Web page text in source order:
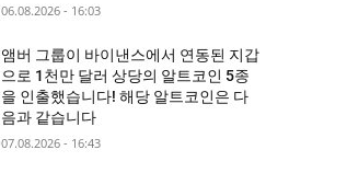
06.08.2026 - 16:03
앰버 그룹이 바이낸스에서 연동된 지갑
으로 1천만 달러 상당의 알트코인 5종
을 인출했습니다! 해당 알트코인은 다
음과 같습니다
07.08.2026 - 16:43